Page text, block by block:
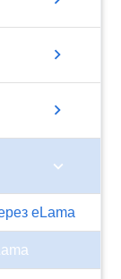
chevron_right
chevron_right
chevron_right
eLama